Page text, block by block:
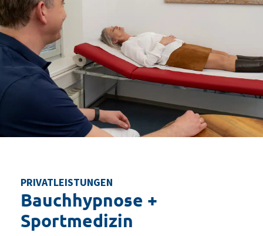
PRIVATLEISTUNGEN
Bauchhypnose +
Sportmedizin